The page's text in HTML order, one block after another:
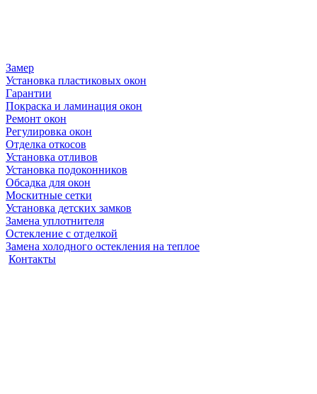
Замер
Установка пластиковых окон
Гарантии
Покраска и ламинация окон
Ремонт окон
Регулировка окон
Отделка откосов
Установка отливов
Установка подоконников
Обсадка для окон
Москитные сетки
Установка детских замков
Замена уплотнителя
Остекление с отделкой
Замена холодного остекления на теплое
Контакты